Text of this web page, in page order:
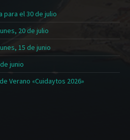
para el 30 de julio
20 de julio
15 de junio
junio
Verano «Cuidaytos 2026»